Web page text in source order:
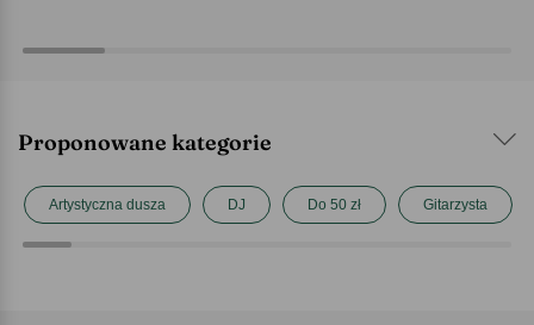
Proponowane kategorie
Artystyczna dusza DJ Do 50 zł Gitarzysta